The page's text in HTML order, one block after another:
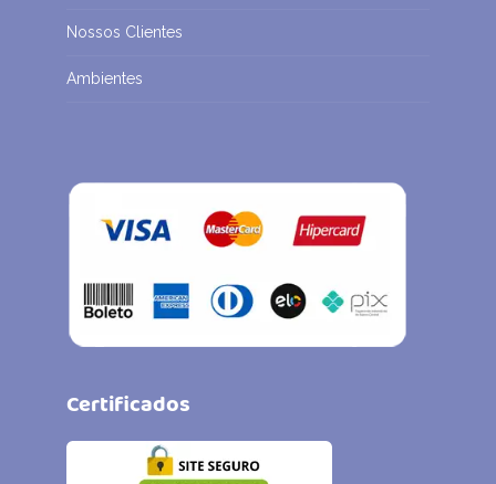
Nossos Clientes
Ambientes
Certificados